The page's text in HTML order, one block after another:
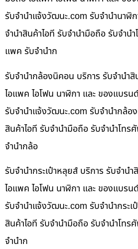
รับจํานําแจ้งวัฒนะ.com รับจำนำนาฬิ
จำนำสินค้าไอที รับจำนำมือถือ รับจำน
แพค รับจำนำก
รับจำนำกล้องนิคอน บริการ รับจำนำ
ไอแพค ไอโฟน นาฬิกา และ ของแบรน
รับจํานําแจ้งวัฒนะ.com รับจำนำกล้อ
สินค้าไอที รับจำนำมือถือ รับจำนำโทร
จำนำกล้อ
รับจำนำกระเป๋าหลุยส์ บริการ รับจำน
ไอแพค ไอโฟน นาฬิกา และ ของแบรน
รับจํานําแจ้งวัฒนะ.com รับจำนำกระเ
สินค้าไอที รับจำนำมือถือ รับจำนำโทร
จำนำก